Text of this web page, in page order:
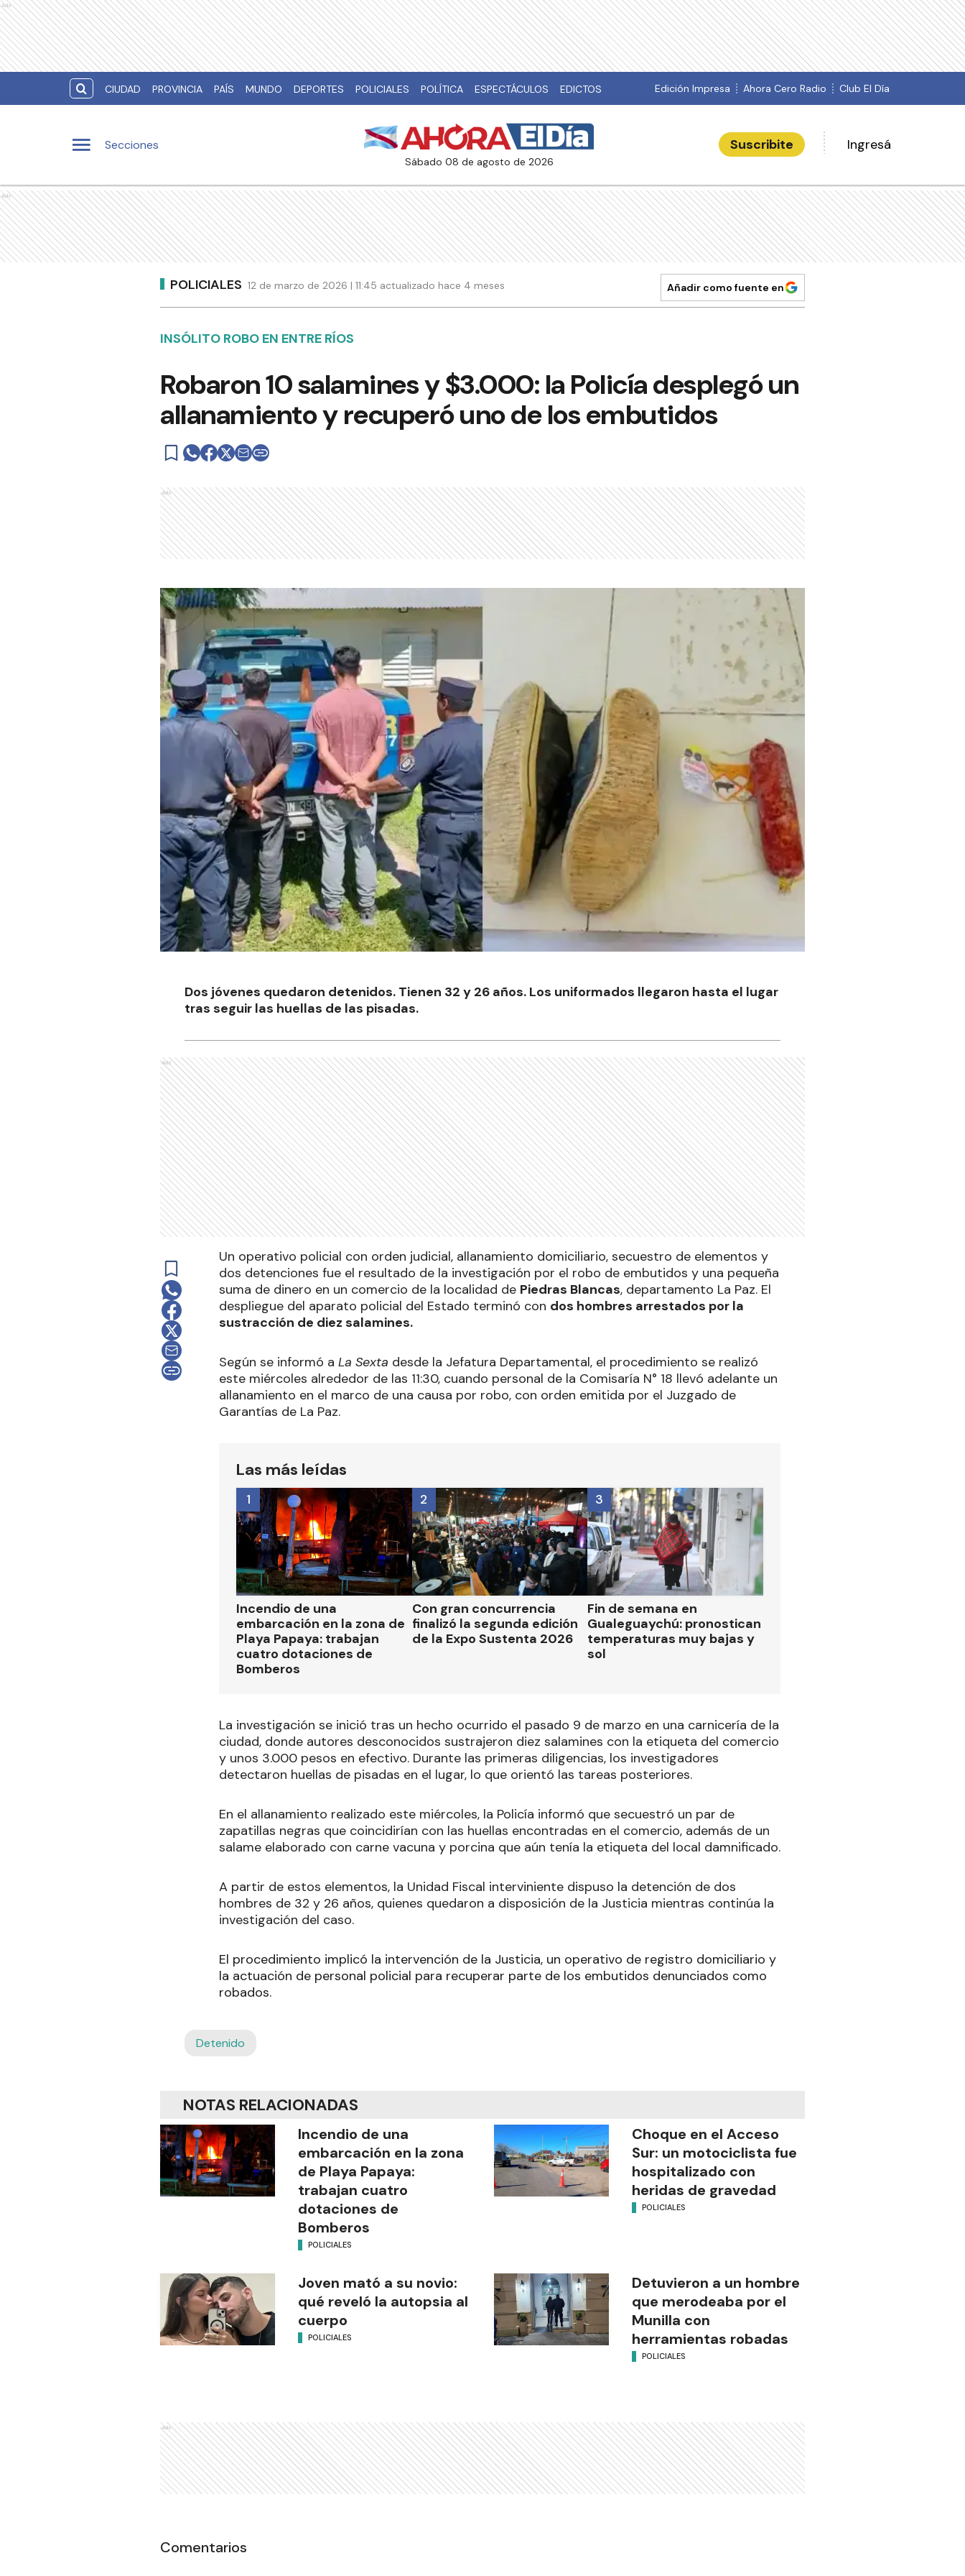
Ads
CIUDAD PROVINCIA PAÍS MUNDO DEPORTES POLICIALES POLÍTICA ESPECTÁCULOS EDICTOS Edición Impresa Ahora Cero Radio Club El Día
Secciones
sábado 08 de agosto de 2026
Suscribite Ingresá
Ads
POLICIALES 12 de marzo de 2026 | 11:45 actualizado hace 4 meses Añadir como fuente en
INSÓLITO ROBO EN ENTRE RÍOS
Robaron 10 salamines y $3.000: la Policía desplegó un
allanamiento y recuperó uno de los embutidos
Ads
Dos jóvenes quedaron detenidos. Tienen 32 y 26 años. Los uniformados llegaron hasta el lugar
tras seguir las huellas de las pisadas.
Ads
Un operativo policial con orden judicial, allanamiento domiciliario, secuestro de elementos y
dos detenciones fue el resultado de la investigación por el robo de embutidos y una pequeña
suma de dinero en un comercio de la localidad de Piedras Blancas, departamento La Paz. El
despliegue del aparato policial del Estado terminó con dos hombres arrestados por la
sustracción de diez salamines.
Según se informó a La Sexta desde la Jefatura Departamental, el procedimiento se realizó
este miércoles alrededor de las 11:30, cuando personal de la Comisaría N° 18 llevó adelante un
allanamiento en el marco de una causa por robo, con orden emitida por el Juzgado de
Garantías de La Paz.
Las más leídas
Incendio de una
embarcación en la zona de
Playa Papaya: trabajan
cuatro dotaciones de
Bomberos
1
Con gran concurrencia
finalizó la segunda edición
de la Expo Sustenta 2026
2
Fin de semana en
Gualeguaychú: pronostican
temperaturas muy bajas y
sol
3
La investigación se inició tras un hecho ocurrido el pasado 9 de marzo en una carnicería de la
ciudad, donde autores desconocidos sustrajeron diez salamines con la etiqueta del comercio
y unos 3.000 pesos en efectivo. Durante las primeras diligencias, los investigadores
detectaron huellas de pisadas en el lugar, lo que orientó las tareas posteriores.
En el allanamiento realizado este miércoles, la Policía informó que secuestró un par de
zapatillas negras que coincidirían con las huellas encontradas en el comercio, además de un
salame elaborado con carne vacuna y porcina que aún tenía la etiqueta del local damnificado.
A partir de estos elementos, la Unidad Fiscal interviniente dispuso la detención de dos
hombres de 32 y 26 años, quienes quedaron a disposición de la Justicia mientras continúa la
investigación del caso.
El procedimiento implicó la intervención de la Justicia, un operativo de registro domiciliario y
la actuación de personal policial para recuperar parte de los embutidos denunciados como
robados.
Detenido
NOTAS RELACIONADAS
Incendio de una
embarcación en la zona
de Playa Papaya:
trabajan cuatro
dotaciones de
Bomberos
POLICIALES
Choque en el Acceso
Sur: un motociclista fue
hospitalizado con
heridas de gravedad
POLICIALES
Joven mató a su novio:
qué reveló la autopsia al
cuerpo
POLICIALES
Detuvieron a un hombre
que merodeaba por el
Munilla con
herramientas robadas
POLICIALES
Ads
Comentarios